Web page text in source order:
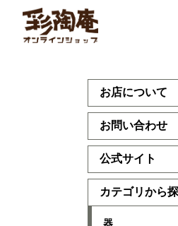
お店について
お問い合わせ
公式サイト
カテゴリから
器